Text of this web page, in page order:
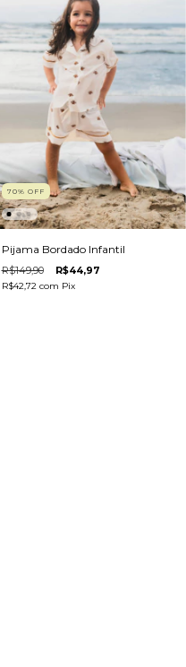
70% OFF
Pijama Bordado Infantil
R$149,90 R$44,97
R$42,72 com Pix